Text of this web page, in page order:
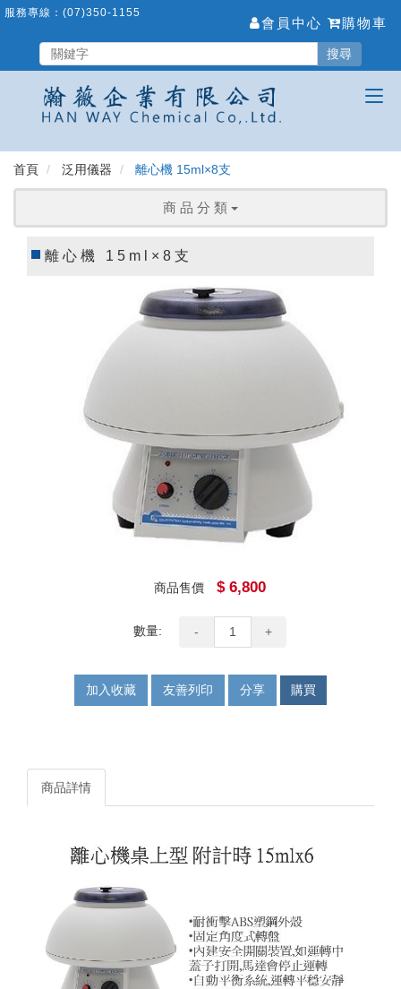
跳
要
服務專線： (07)350-1155
會員中心 購物車
搜尋
首頁 泛用儀器 離心機 15ml×8支
商 品 分 類
離心機 15ml×8支
商品售價 $ 6,800
數量: - +
加入收藏 友善列印 分享 購買
商品詳情